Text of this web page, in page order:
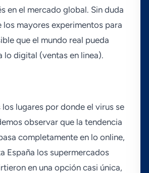
en el mercado global. Sin duda
los mayores experimentos para
que el mundo real pueda
lo digital (ventas en linea).
lugares por donde el virus se
observar que la tendencia
completamente en lo online,
España los supermercados
en una opción casi única,